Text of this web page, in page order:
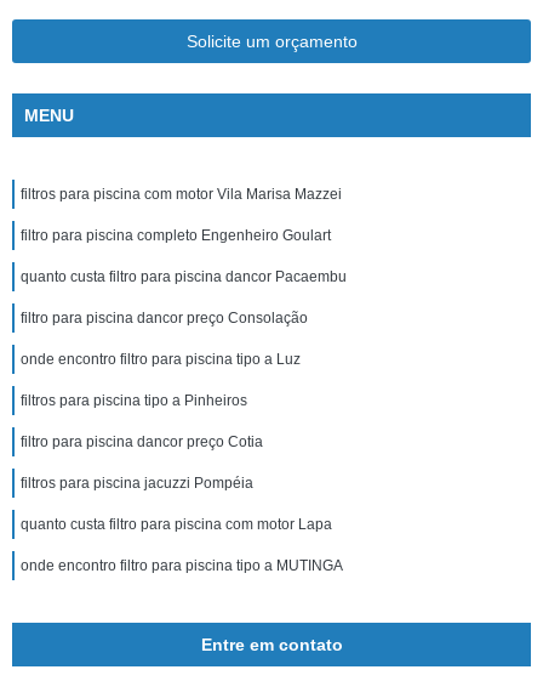
Solicite um orçamento
MENU
filtros para piscina com motor Vila Marisa Mazzei
filtro para piscina completo Engenheiro Goulart
quanto custa filtro para piscina dancor Pacaembu
filtro para piscina dancor preço Consolação
onde encontro filtro para piscina tipo a Luz
filtros para piscina tipo a Pinheiros
filtro para piscina dancor preço Cotia
filtros para piscina jacuzzi Pompéia
quanto custa filtro para piscina com motor Lapa
onde encontro filtro para piscina tipo a MUTINGA
Entre em contato